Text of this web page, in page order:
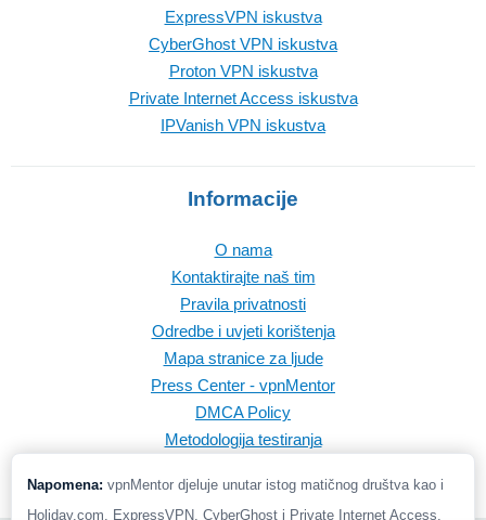
ExpressVPN iskustva
CyberGhost VPN iskustva
Proton VPN iskustva
Private Internet Access iskustva
IPVanish VPN iskustva
Informacije
O nama
Kontaktirajte naš tim
Pravila privatnosti
Odredbe i uvjeti korištenja
Mapa stranice za ljude
Press Center - vpnMentor
DMCA Policy
Metodologija testiranja
Napomena: vpnMentor djeluje unutar istog matičnog društva kao i
Holiday.com, ExpressVPN, CyberGhost i Private Internet Access.